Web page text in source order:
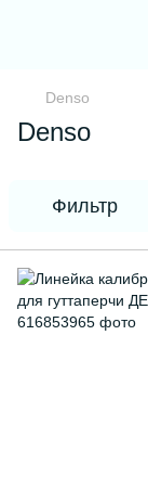
Denso
Denso
Фильтр